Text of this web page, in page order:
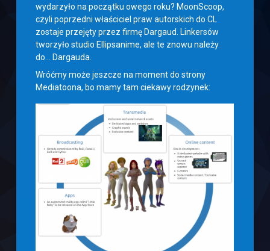
wydarzyło na początku owego roku? MoonScoop,
czyli poprzedni właściciel praw autorskich do CL
zostaje przejęty przez firmę Dargaud. Linkersów
tworzyło studio Ellipsanime, ale te znowu należy
do… Dargauda.
Wróćmy może jeszcze na moment do strony
Mediatoona, bo mamy tam ciekawy rodzynek: